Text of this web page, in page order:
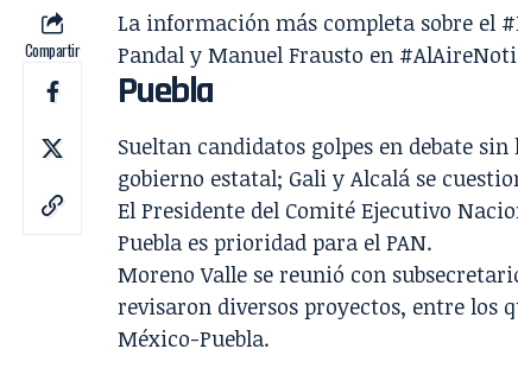
Compartir
La información más completa sobre el
Pandal y Manuel Frausto en
Puebla
Sueltan candidatos golpes en debate
gobierno estatal; Gali y Alcalá se
El Presidente del Comité Ejecutivo
Puebla es prioridad para el PAN.
Moreno Valle se reunió con
revisaron diversos proyectos, entre los
México-Puebla.